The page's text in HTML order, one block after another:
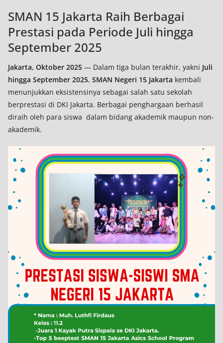
SMAN 15 Jakarta Raih Berbagai
Prestasi pada Periode Juli hingga
September 2025
Jakarta, Oktober 2025 — Dalam tiga bulan terakhir, yakni Juli
hingga September 2025, SMAN Negeri 15 Jakarta kembali
menunjukkan eksistensinya sebagai salah satu sekolah
berprestasi di DKI Jakarta. Berbagai penghargaan berhasil
diraih oleh para siswa dalam bidang akademik maupun non-
akademik.